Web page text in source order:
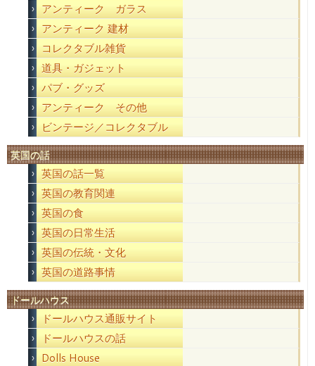
アンティーク ガラス
アンティーク 建材
コレクタブル雑貨
道具・ガジェット
パブ・グッズ
アンティーク その他
ビンテージ／コレクタブル
英国の話
英国の話一覧
英国の教育関連
英国の食
英国の日常生活
英国の伝統・文化
英国の道路事情
ドールハウス
ドールハウス通販サイト
ドールハウスの話
Dolls House